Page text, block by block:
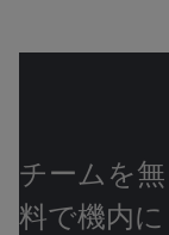
チームを無
料で機内に